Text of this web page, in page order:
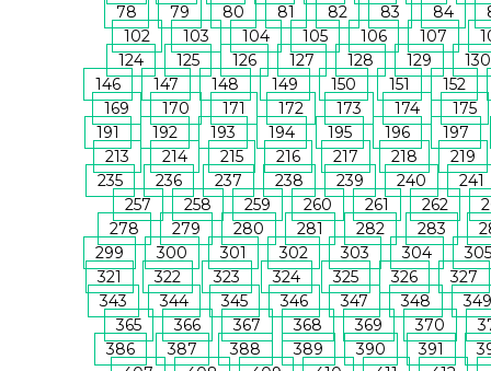
78
79 80 81 82 83 84
102
103 104 105 106 107
124
125 126 127 128 129
130
146
147 148 149 150 151
152
169
170 171 172 173 174
175
191
192 193 194 195 196
197
213
214 215 216 217 218
219
235
236 237 238 239 240
241
257
258 259 260 261 262
278
279 280 281 282 283
299
300 301 302 303 304
305
321
322 323 324 325 326
327
343
344 345 346 347 348
349
365
366 367 368 369 370
386
387 388 389 390 391